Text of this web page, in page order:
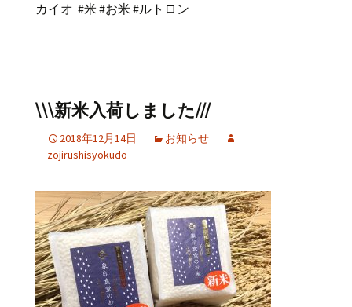
カイオ #米 #お米 #ルトロン
\\\新米入荷しました///
2018年12月14日
お知らせ
zojirushisyokudo